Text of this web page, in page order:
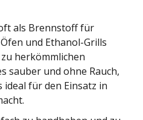
als Brennstoff für
und Ethanol-Grills
herkömmlichen
sauber und ohne Rauch,
ideal für den Einsatz in